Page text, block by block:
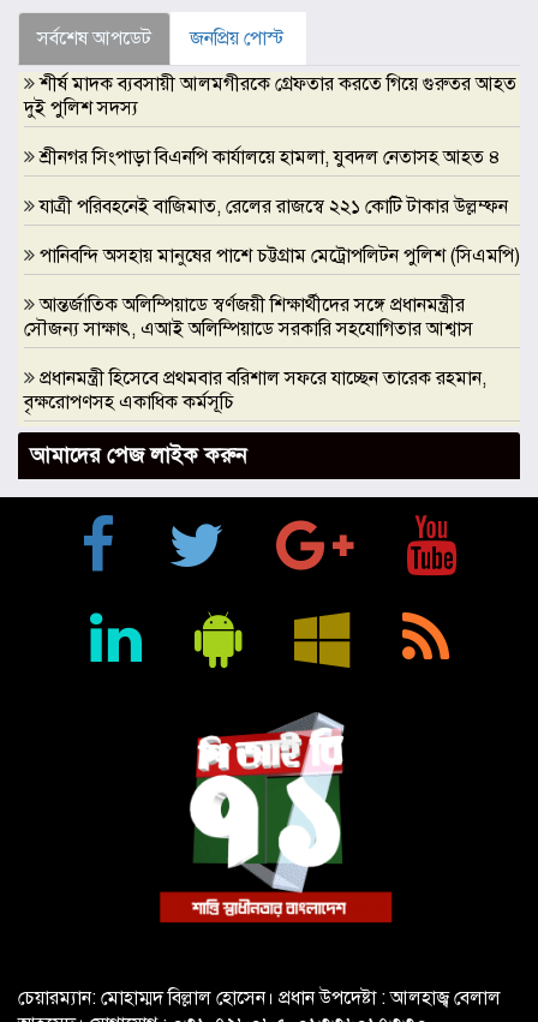
সর্বশেষ আপডেট
জনপ্রিয় পোস্ট
শীর্ষ মাদক ব্যবসায়ী আলমগীরকে গ্রেফতার করতে গিয়ে গুরুতর আহত
দুই পুলিশ সদস্য
শ্রীনগর সিংপাড়া বিএনপি কার্যালয়ে হামলা, যুবদল নেতাসহ আহত ৪
যাত্রী পরিবহনেই বাজিমাত, রেলের রাজস্বে ২২১ কোটি টাকার উল্লম্ফন
পানিবন্দি অসহায় মানুষের পাশে চট্টগ্রাম মেট্রোপলিটন পুলিশ (সিএমপি)
আন্তর্জাতিক অলিম্পিয়াডে স্বর্ণজয়ী শিক্ষার্থীদের সঙ্গে প্রধানমন্ত্রীর
সৌজন্য সাক্ষাৎ, এআই অলিম্পিয়াডে সরকারি সহযোগিতার আশ্বাস
প্রধানমন্ত্রী হিসেবে প্রথমবার বরিশাল সফরে যাচ্ছেন তারেক রহমান,
বৃক্ষরোপণসহ একাধিক কর্মসূচি
ঢাকা মেডিকেলকে গবেষণা, উদ্ভাবন ও মানবিক নেতৃত্বের আন্তর্জাতিক
প্রতিষ্ঠানে রূপান্তরের আহ্বান ডা. জুবাইদা রহমানের
মুক্তিযুদ্ধে ইস্ট বেঙ্গল রেজিমেন্টের গৌরবোজ্জ্বল ভূমিকা ইতিহাসের
অবিচ্ছেদ্য অধ্যায়: স্পিকার হাফিজ উদ্দিন আহমদ বীর বিক্রম
জহির উদ্দিন স্বপন
বায়েজিদ বোস্তামী থানার অভিযানে নিষিদ্ধ ঘোষিত আ. লীগের কর্মী
আমাদের পেজ লাইক করুন
চেয়ারম্যান: মোহাম্মদ বিল্লাল হোসেন। প্রধান উপদেষ্টা : আলহাজ্ব বেলাল